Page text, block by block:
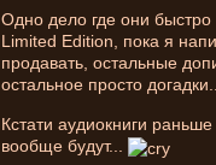
Одно дело где они быстро
Limited Edition, пока я
продавать, остальные
остальное просто
Кстати аудиокниги
вообще будут...